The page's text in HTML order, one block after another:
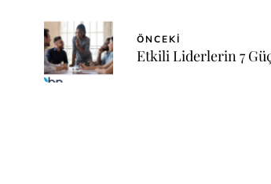
ÖNCEKI
Etkili Liderlerin 7